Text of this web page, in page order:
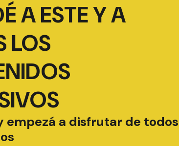
A ESTE Y A
LOS
empezá a disfrutar de todos